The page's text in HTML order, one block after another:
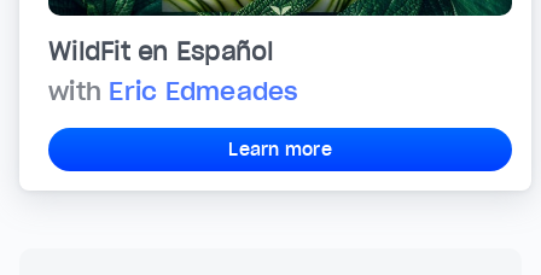
WildFit en Español
with Eric Edmeades
Learn more